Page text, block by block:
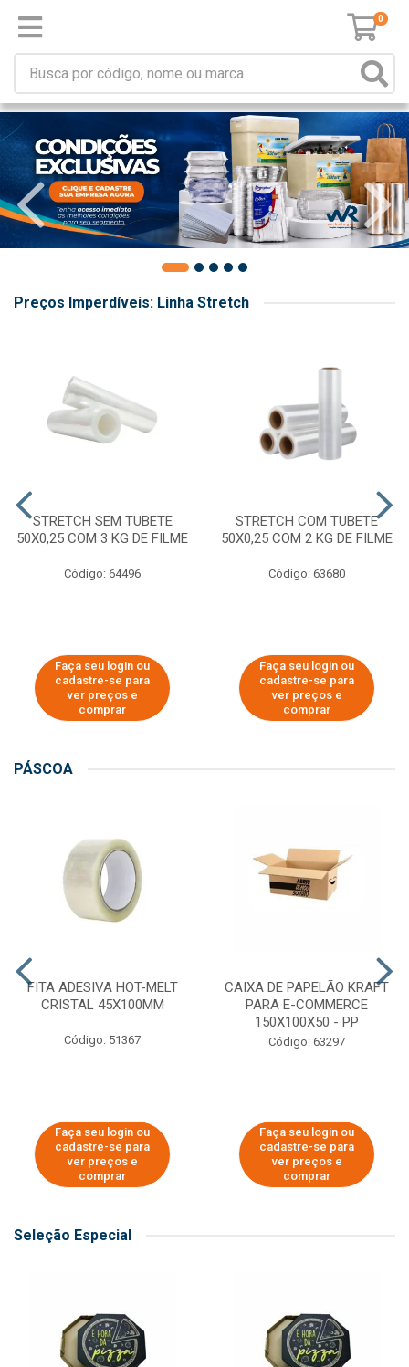
0
Preços Imperdíveis: Linha Stretch
STRETCH SEM TUBETE
50X0,25 COM 3 KG DE FILME
Código: 64496
Faça seu login ou
cadastre-se para
ver preços e
comprar
STRETCH COM TUBETE
50X0,25 COM 2 KG DE FILME
Código: 63680
Faça seu login ou
cadastre-se para
ver preços e
comprar
PÁSCOA
FITA ADESIVA HOT-MELT
CRISTAL 45X100MM
Código: 51367
Faça seu login ou
cadastre-se para
ver preços e
comprar
CAIXA DE PAPELÃO KRAFT
PARA E-COMMERCE
150X100X50 - PP
Código: 63297
Faça seu login ou
cadastre-se para
ver preços e
comprar
Seleção Especial